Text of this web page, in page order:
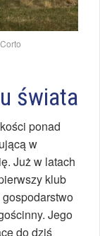
świata
ponad
w
Już w latach
klub
Jego
do dziś